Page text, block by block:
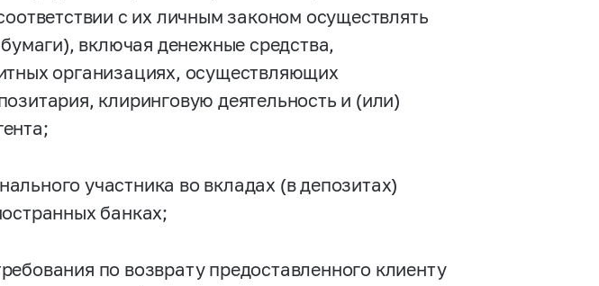
с их личным законом осуществлять
включая денежные средства,
организациях, осуществляющих
клиринговую деятельность и (или)
участника во вкладах (в депозитах)
банках;
по возврату предоставленного клиенту